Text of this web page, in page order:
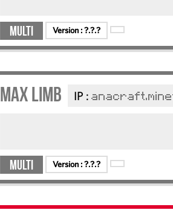
Multi Version :?.?.?
Max Limb IP :
Multi Version :?.?.?